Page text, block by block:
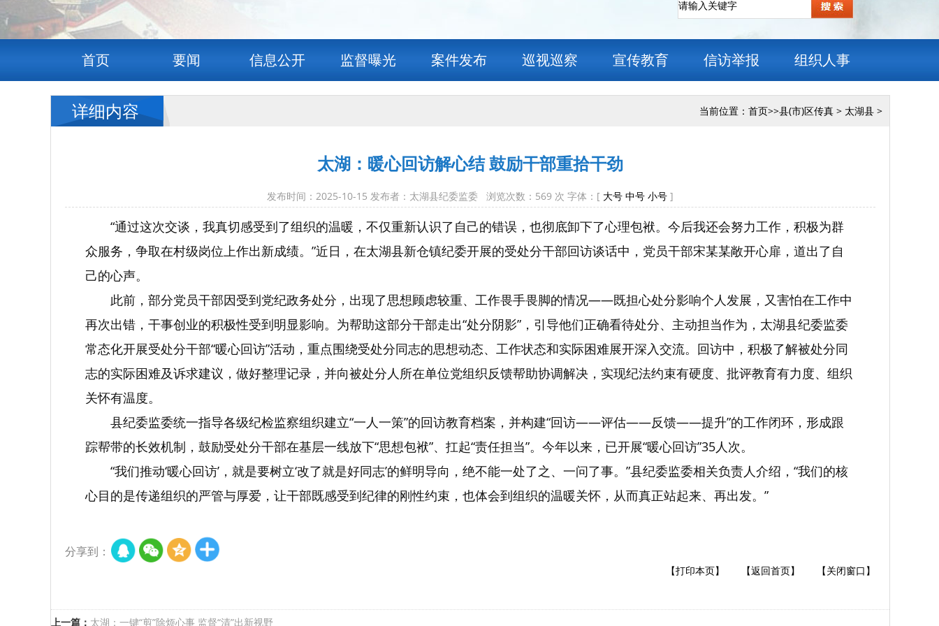
首页 要闻 信息公开 监督曝光 案件发布 巡视巡察 宣传教育 信访举报 组织人事
当前位置： 首页>>县(市)区传真 > 太湖县 >
详细内容
太湖：暖心回访解心结 鼓励干部重拾干劲
发布时间：2025-10-15 发布者：太湖县纪委监委 浏览次数： 569 次 字体：[ 大号 中号 小号 ]
“通过这次交谈，我真切感受到了组织的温暖，不仅重新认识了自己的错误，也彻底卸下了心理包袱。今后我还会努力工作，积极为群
众服务，争取在村级岗位上作出新成绩。”近日，在太湖县新仓镇纪委开展的受处分干部回访谈话中，党员干部宋某某敞开心扉，道出了自
己的心声。
此前，部分党员干部因受到党纪政务处分，出现了思想顾虑较重、工作畏手畏脚的情况——既担心处分影响个人发展，又害怕在工作中
再次出错，干事创业的积极性受到明显影响。为帮助这部分干部走出“处分阴影”，引导他们正确看待处分、主动担当作为，太湖县纪委监委
常态化开展受处分干部“暖心回访”活动，重点围绕受处分同志的思想动态、工作状态和实际困难展开深入交流。回访中，积极了解被处分同
志的实际困难及诉求建议，做好整理记录，并向被处分人所在单位党组织反馈帮助协调解决，实现纪法约束有硬度、批评教育有力度、组织
关怀有温度。
县纪委监委统一指导各级纪检监察组织建立“一人一策”的回访教育档案，并构建“回访——评估——反馈——提升”的工作闭环，形成跟
踪帮带的长效机制，鼓励受处分干部在基层一线放下“思想包袱”、扛起“责任担当”。今年以来，已开展“暖心回访”35人次。
“我们推动‘暖心回访’，就是要树立‘改了就是好同志’的鲜明导向，绝不能一处了之、一问了事。”县纪委监委相关负责人介绍，“我们的核
心目的是传递组织的严管与厚爱，让干部既感受到纪律的刚性约束，也体会到组织的温暖关怀，从而真正站起来、再出发。”
分享到：
【打印本页】 【返回首页】 【关闭窗口】
上一篇： 太湖：一键“剪”除烦心事 监督“清”出新视野